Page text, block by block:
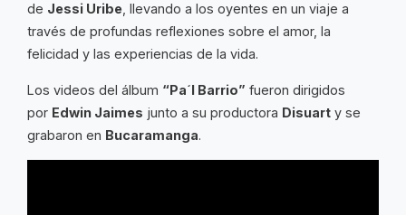
de Jessi Uribe , llevando a los oyentes en un viaje a
través de profundas reflexiones sobre el amor, la
felicidad y las experiencias de la vida.
Los videos del álbum “Pa´l Barrio” fueron dirigidos
por Edwin Jaimes junto a su productora Disuart y se
grabaron en Bucaramanga.